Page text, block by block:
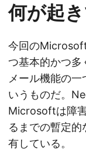
何が起
今回の
つ基本的かつ多
メール機能の
いうものだ。
Microsoftは障
るまでの暫定
有している。